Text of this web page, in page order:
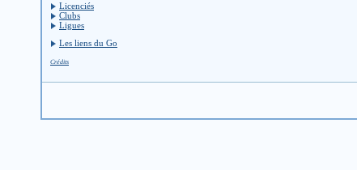
Licenciés
Clubs
Ligues
Les liens du Go
Crédits